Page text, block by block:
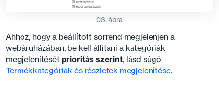
03. ábra
Ahhoz, hogy a beállított sorrend megjelenjen a
webáruházában, be kell állítani a kategóriák
megjelenítését prioritás szerint, lásd súgó
Termékkategóriák és részletek megjelenítése.